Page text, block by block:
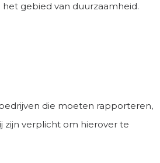
gebied van duurzaamheid.
die moeten rapporteren,
zijn verplicht om hierover te